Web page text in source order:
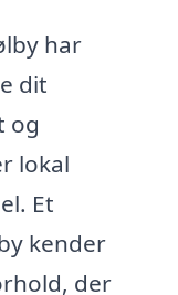
har
dit
og
lokal
Et
kender
der